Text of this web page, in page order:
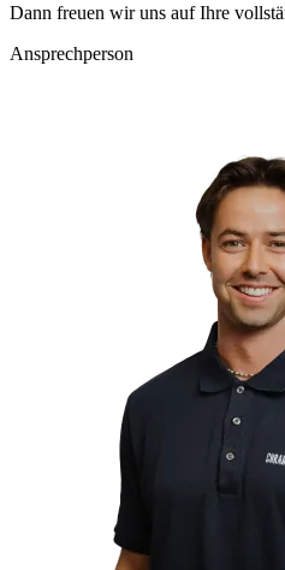
Dann freuen wir uns auf Ihre
Ansprechperson